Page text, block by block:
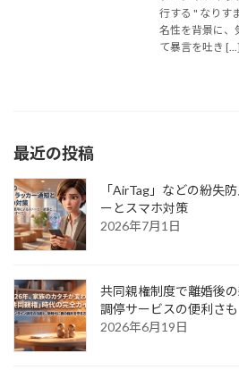
行する " なりす
名性を背景に、
て暴言を吐き [...]
最近の投稿
「AirTag」などの紛失
ーとスマホ対策
2026年7月1日
共同親権制度で離婚後
調停サービスの便利さも
2026年6月19日